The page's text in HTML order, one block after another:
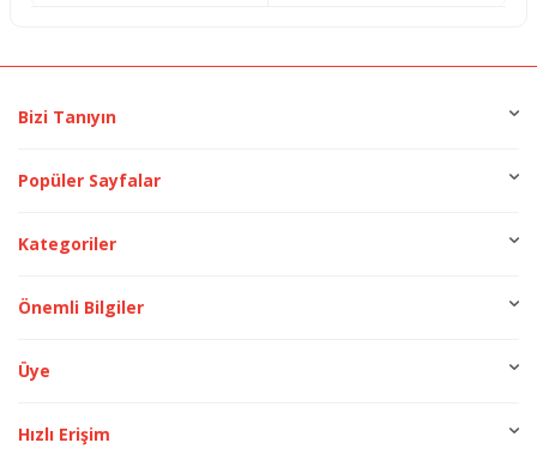
Bizi Tanıyın
Popüler Sayfalar
Kategoriler
Önemli Bilgiler
Üye
Hızlı Erişim